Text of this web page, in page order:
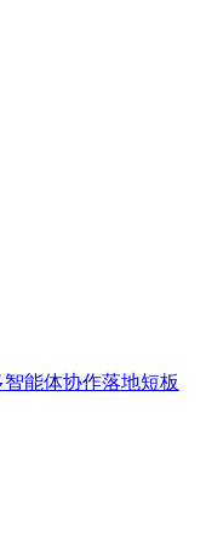
能体协作落地短板